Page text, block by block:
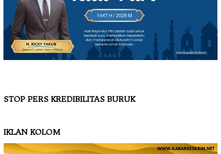
STOP PERS KREDIBILITAS BURUK
IKLAN KOLOM